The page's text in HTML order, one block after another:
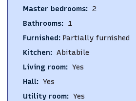
Master bedrooms: 2
Bathrooms: 1
Furnished: Partially furnished
Kitchen: Abitabile
Living room: Yes
Hall: Yes
Utility room: Yes